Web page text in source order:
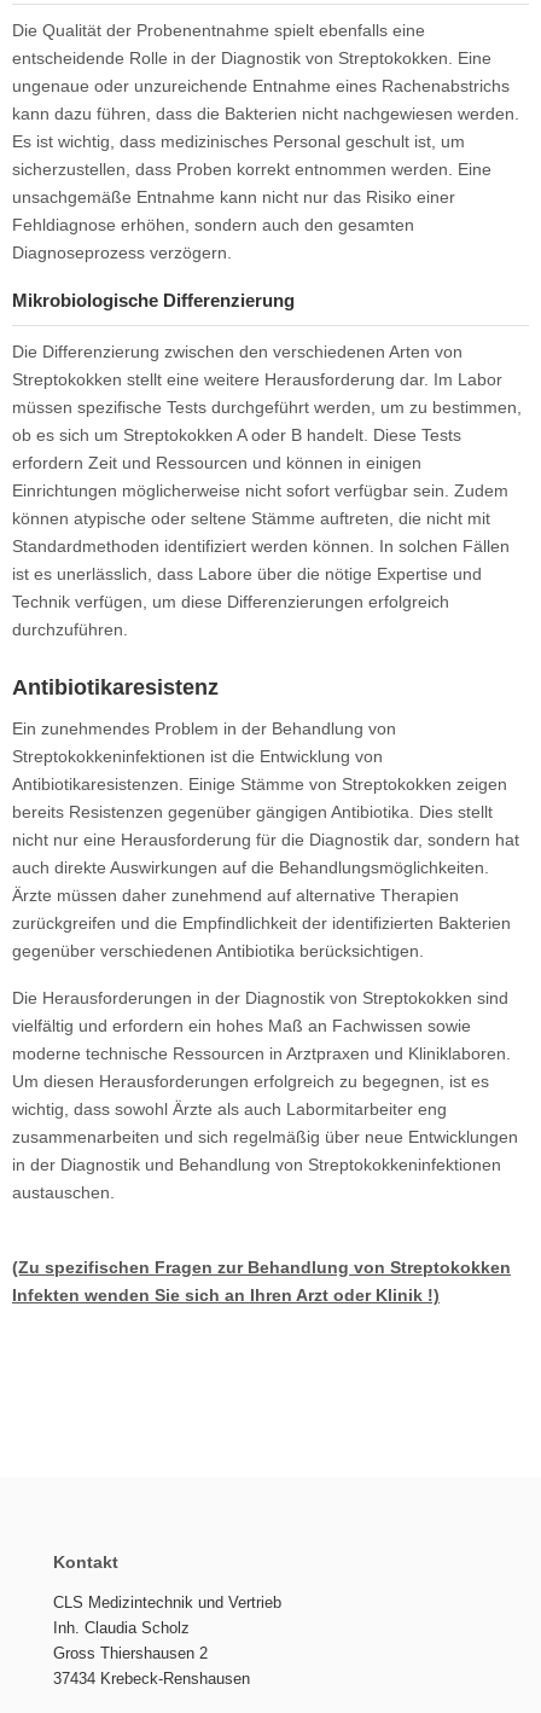
Die Qualität der Probenentnahme spielt ebenfalls eine
entscheidende Rolle in der Diagnostik von Streptokokken. Eine
ungenaue oder unzureichende Entnahme eines Rachenabstrichs
kann dazu führen, dass die Bakterien nicht nachgewiesen werden.
Es ist wichtig, dass medizinisches Personal geschult ist, um
sicherzustellen, dass Proben korrekt entnommen werden. Eine
unsachgemäße Entnahme kann nicht nur das Risiko einer
Fehldiagnose erhöhen, sondern auch den gesamten
Diagnoseprozess verzögern.
Mikrobiologische Differenzierung
Die Differenzierung zwischen den verschiedenen Arten von
Streptokokken stellt eine weitere Herausforderung dar. Im Labor
müssen spezifische Tests durchgeführt werden, um zu bestimmen,
ob es sich um Streptokokken A oder B handelt. Diese Tests
erfordern Zeit und Ressourcen und können in einigen
Einrichtungen möglicherweise nicht sofort verfügbar sein. Zudem
können atypische oder seltene Stämme auftreten, die nicht mit
Standardmethoden identifiziert werden können. In solchen Fällen
ist es unerlässlich, dass Labore über die nötige Expertise und
Technik verfügen, um diese Differenzierungen erfolgreich
durchzuführen.
Antibiotikaresistenz
Ein zunehmendes Problem in der Behandlung von
Streptokokkeninfektionen ist die Entwicklung von
Antibiotikaresistenzen. Einige Stämme von Streptokokken zeigen
bereits Resistenzen gegenüber gängigen Antibiotika. Dies stellt
nicht nur eine Herausforderung für die Diagnostik dar, sondern hat
auch direkte Auswirkungen auf die Behandlungsmöglichkeiten.
Ärzte müssen daher zunehmend auf alternative Therapien
zurückgreifen und die Empfindlichkeit der identifizierten Bakterien
gegenüber verschiedenen Antibiotika berücksichtigen.
Die Herausforderungen in der Diagnostik von Streptokokken sind
vielfältig und erfordern ein hohes Maß an Fachwissen sowie
moderne technische Ressourcen in Arztpraxen und Kliniklaboren.
Um diesen Herausforderungen erfolgreich zu begegnen, ist es
wichtig, dass sowohl Ärzte als auch Labormitarbeiter eng
zusammenarbeiten und sich regelmäßig über neue Entwicklungen
in der Diagnostik und Behandlung von Streptokokkeninfektionen
austauschen.
(Zu spezifischen Fragen zur Behandlung von Streptokokken
Infekten wenden Sie sich an Ihren Arzt oder Klinik !)
Kontakt
CLS Medizintechnik und Vertrieb
Inh. Claudia Scholz
Gross Thiershausen 2
37434 Krebeck-Renshausen